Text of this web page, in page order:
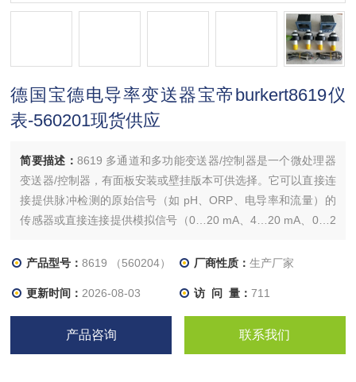
德国宝德电导率变送器宝帝burkert8619仪
表-560201现货供应
简要描述： 8619 多通道和多功能变送器/控制器是一个微处理器
变送器/控制器，有面板安装或壁挂版本可供选择。它可以直接连
接提供脉冲检测的原始信号（如 pH、ORP、电导率和流量）的
传感器或直接连接提供模拟信号（0…20 mA、4…20 mA、0…2
产品型号：8619 （560204） 厂商性质： 生产厂家
更新时间： 2026-08-03 访 问 量： 711
产品咨询 联系我们